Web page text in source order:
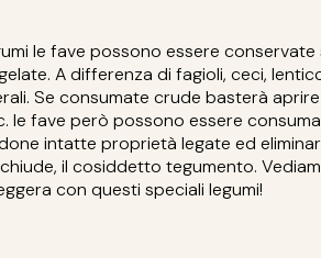
le fave possono essere conservate
A differenza di fagioli, ceci,
Se consumate crude basterà
le fave però possono essere
intatte proprietà legate ed
il cosiddetto tegumento.
con questi speciali legumi!